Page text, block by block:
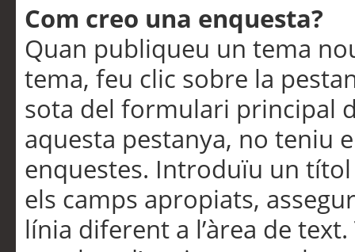
Com creo una enquesta?
Quan publiqueu un tema
tema, feu clic sobre la
sota del formulari principal
aquesta pestanya, no teniu
enquestes. Introduïu un
els camps apropiats,
línia diferent a l’àrea de